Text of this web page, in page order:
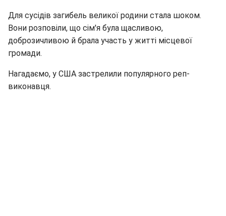
Для сусідів загибель великої родини стала шоком.
Вони розповіли, що сім'я була щасливою,
доброзичливою й брала участь у житті місцевої
громади.
Нагадаємо, у США застрелили популярного реп-
виконавця.